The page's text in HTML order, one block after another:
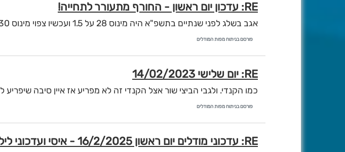
RE: עדכון יום ראשון - החורף מתעורר לתחייה!
אגב בשלג לפני שנתיים בתשפ"א היה מינוס 28 על 1.5 ועכשיו צפוי מינוס 30 אז זה בטח שלג
פורסם בניתוח מפות המודלים
RE: יום שלישי 14/02/2023
כמו הקנדי. ולגבי הביצי שור אצל הקנדי זה לא מפריע אז איין סיבה שיפריע ל EC
פורסם בניתוח מפות המודלים
RE: עדכוני מודלים יום ראשון 16/2/2025 - איסי ועדכוני לילה